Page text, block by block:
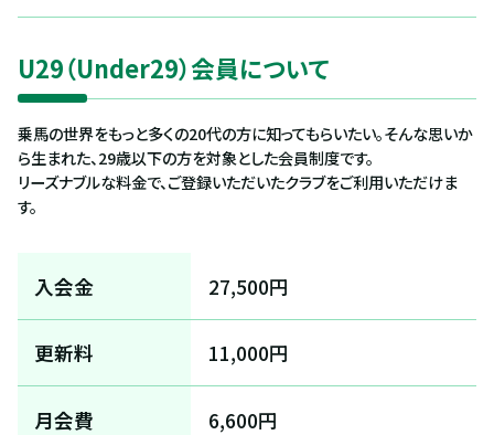
U29（Under29）会員について
乗馬の世界をもっと多くの20代の方に知ってもらいたい。そんな思いか
ら生まれた、29歳以下の方を対象とした会員制度です。
リーズナブルな料金で、ご登録いただいたクラブをご利用いただけま
す。
入会金 27,500円
更新料 11,000円
月会費 6,600円